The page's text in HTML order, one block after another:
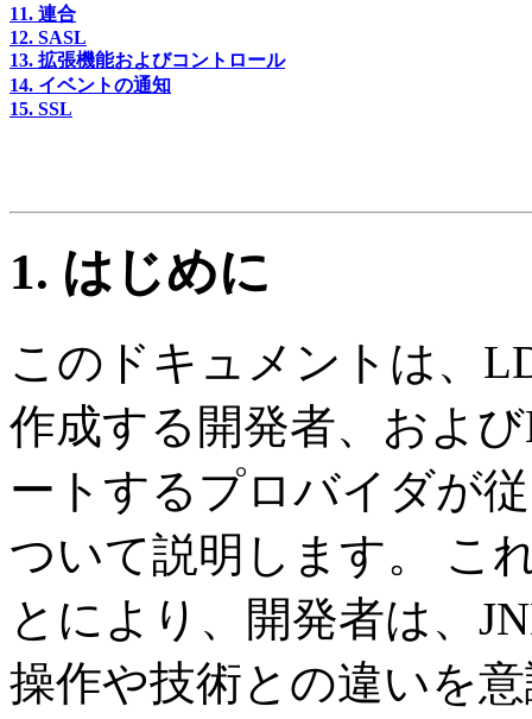
11. 連合
12. SASL
13. 拡張機能およびコントロール
14. イベントの通知
15. SSL
1. はじめに
このドキュメントは、
作成する開発者、およ
ートするプロバイダが
ついて説明します。
こ
とにより、開発者は、
操作や技術との違いを